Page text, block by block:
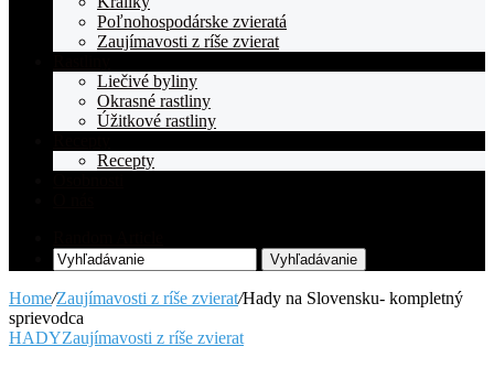
Poľnohospodárske zvieratá
Zaujímavosti z ríše zvierat
Liečivé byliny
Okrasné rastliny
Úžitkové rastliny
Recepty
Vyhľadávanie
Home/Zaujímavosti z ríše zvierat/Hady na Slovensku- kompletný
sprievodca
HADYZaujímavosti z ríše zvierat